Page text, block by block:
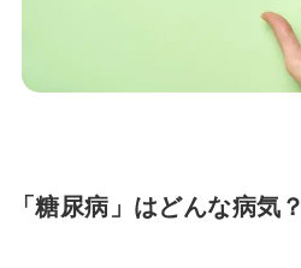
「糖尿病」はどんな病気？